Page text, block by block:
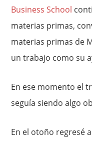
Business School
materias primas,
materias primas de
un trabajo como su
En ese momento el
seguía siendo algo
En el otoño regresé